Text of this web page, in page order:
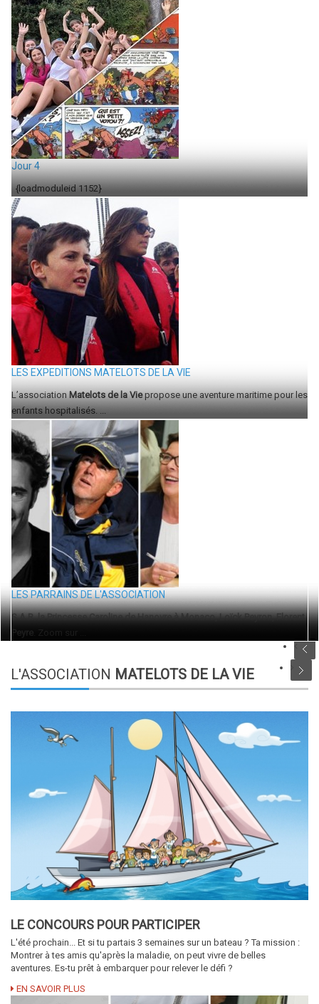
Jour 4
{loadmoduleid 1152}
LES EXPEDITIONS MATELOTS DE LA VIE
L’associationMatelots de la Viepropose une aventure maritime pour les
enfants hospitalisés. ...
LES PARRAINS DE L'ASSOCIATION
S.A.R. la Princesse Caroline de Hanovre à Monaco,Loïck Peyron,Florent
Peyre
. Zoom sur ...
L'ASSOCIATION MATELOTS DE LA VIE
LE CONCOURS POUR PARTICIPER
L'été prochain... Et si tu partais 3 semaines sur un bateau ? Ta mission :
Montrer à tes amis qu'après la maladie, on peut vivre de belles
aventures. Es-tu prêt à embarquer pour relever le défi ?
EN SAVOIR PLUS